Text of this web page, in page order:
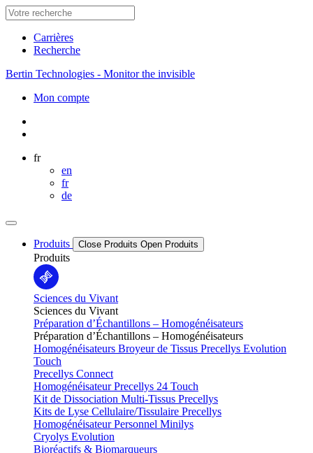
Carrières
Recherche
Bertin Technologies - Monitor the invisible
Mon compte
fr
en
fr
de
Produits Close Produits Open Produits
Produits
Sciences du Vivant
Sciences du Vivant
Préparation d’Échantillons – Homogénéisateurs
Préparation d’Échantillons – Homogénéisateurs
Homogénéisateurs Broyeur de Tissus Precellys Evolution
Touch
Precellys Connect
Homogénéisateur Precellys 24 Touch
Kit de Dissociation Multi-Tissus Precellys
Kits de Lyse Cellulaire/Tissulaire Precellys
Homogénéisateur Personnel Minilys
Cryolys Evolution
Bioréactifs & Biomarqueurs